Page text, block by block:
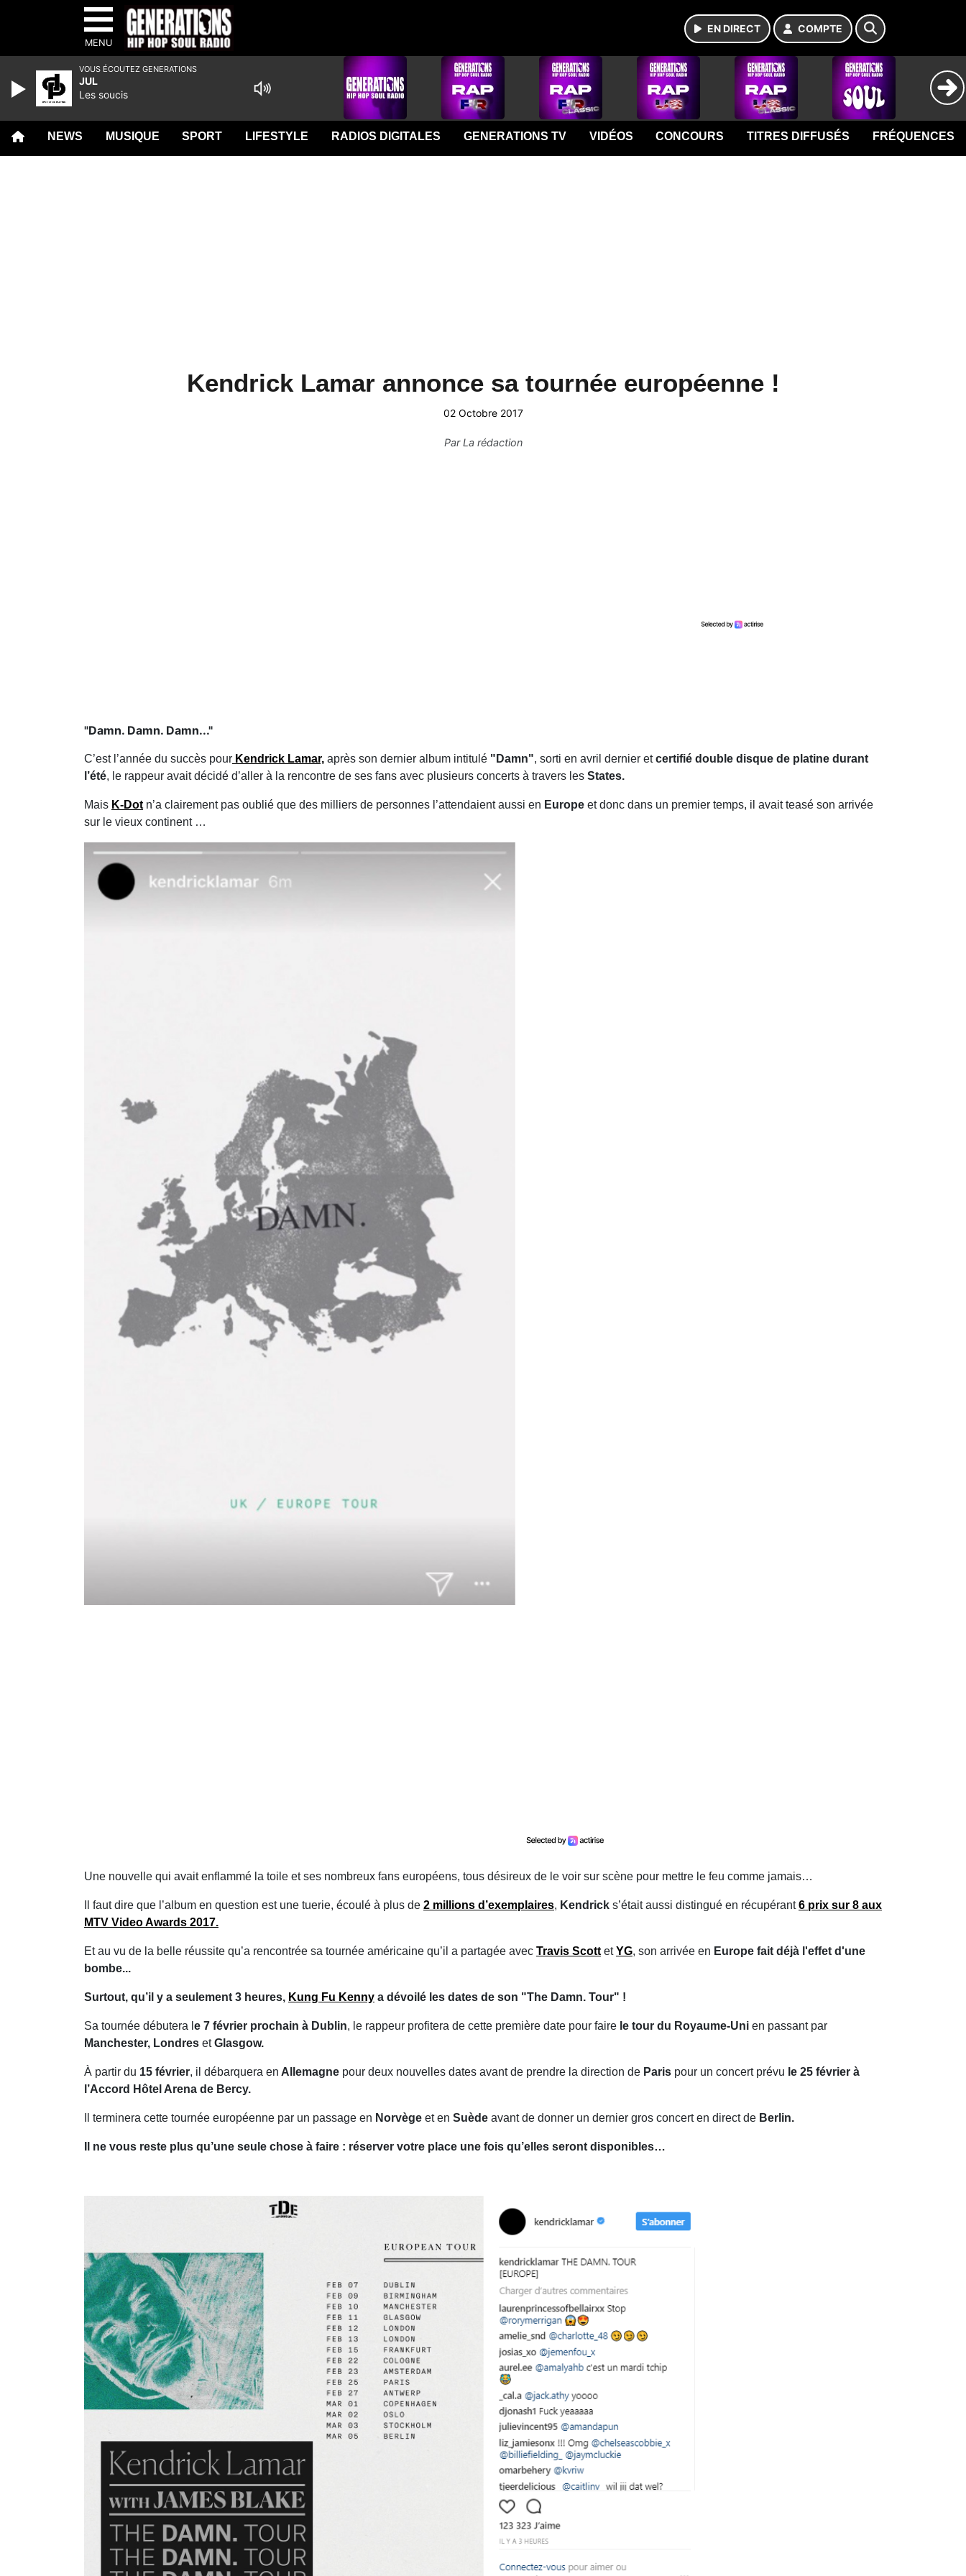
MENU
EN DIRECT COMPTE
NEWS MUSIQUE SPORT LIFESTYLE RADIOS DIGITALES GENERATIONS TV VIDÉOS CONCOURS TITRES DIFFUSÉS FRÉQUENCES
Kendrick Lamar annonce sa tournée européenne !
02 Octobre 2017
ParLa rédaction
"Damn. Damn. Damn..."
C’est l’année du succès pour Kendrick Lamar, après son dernier album intitulé "Damn", sorti en avril dernier etcertifié double disque de platine durant
l’été, le rappeur avait décidé d’aller à la rencontre de ses fans avec plusieurs concerts à travers les States.
Mais K-Dot n’a clairement pas oublié que des milliers de personnes l’attendaient aussi en Europe et donc dans un premier temps, il avait teasé son arrivée
sur le vieux continent …
Une nouvelle qui avait enflammé la toile et ses nombreux fans européens, tous désireux de le voir sur scène pour mettre le feu comme jamais…
Il faut dire que l’album en question est une tuerie, écoulé à plus de 2 millions d’exemplaires, Kendrick s’était aussi distingué en récupérant6 prix sur 8 aux
MTV Video Awards 2017.
Et au vu de la belle réussite qu’a rencontrée sa tournée américaine qu’il a partagée avec Travis Scott etYG, son arrivée en Europe fait déjà l'effet d'une
bombe...
Surtout, qu’il y a seulement 3 heures, Kung Fu Kenny a dévoilé les dates de son "The Damn. Tour" !
Sa tournée débutera l e 7 février prochain à Dublin, le rappeur profitera de cette première date pour faire le tour du Royaume-Uni en passant par
Manchester, Londres etGlasgow.
À partir du 15 février, il débarquera en Allemagne pour deux nouvelles dates avant de prendre la direction de Paris pour un concert prévu le 25 février à
l’Accord Hôtel Arena de Bercy.
Il terminera cette tournée européenne par un passage en Norvège et en Suède avant de donner un dernier gros concert en direct de Berlin.
Il ne vous reste plus qu’une seule chose à faire : réserver votre place une fois qu’elles seront disponibles…
VOUS ÉCOUTEZ GENERATIONS
JUL
Les soucis